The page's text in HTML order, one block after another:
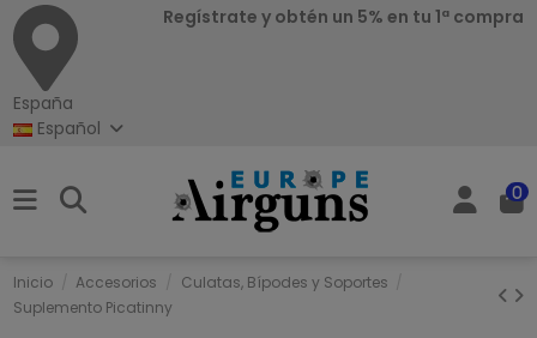
España
Regístrate y obtén un 5% en tu 1ª compra
Español
0
Inicio Accesorios
Culatas, Bípodes y Soportes
Suplemento Picatinny